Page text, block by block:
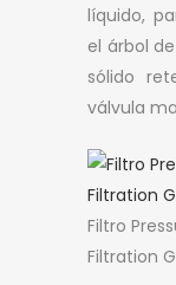
líquido,
el árbol
sólido
válvula
Filtro
Filtration